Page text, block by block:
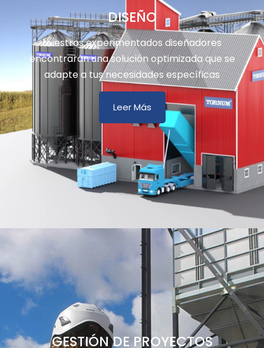
DISEÑO
Nuestros experimentados diseñadores
encontrarán una solución optimizada que se
adapte a tus necesidades específicas
Leer Más
GESTIÓN DE PROYECTOS